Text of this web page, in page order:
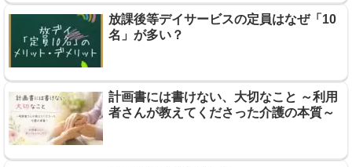
放課後等デイサービスの定員はなぜ「10
名」が多い？
計画書には書けない、大切なこと ～利用
者さんが教えてくださった介護の本質～